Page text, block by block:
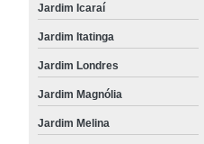
Jardim Icaraí
Jardim Itatinga
Jardim Londres
Jardim Magnólia
Jardim Melina